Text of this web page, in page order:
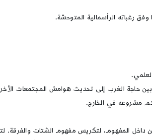
رغباته الرأسمالية المتوحشة.
حاجة الغرب إلى تحديث هوامش المجتمعات
مشروعه في الخارج.
داخل المفهوم، لتكريس مفهوم الشتات والفرقة.